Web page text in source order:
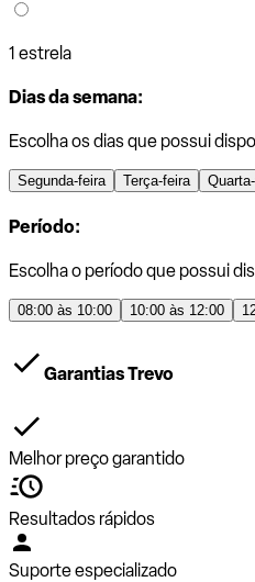
1 estrela
Dias da semana:
Escolha os dias que possui
Segunda-feira Terça-feira
Período:
Escolha o período que possui
08:00 às 10:00 10:00 às 12:00
Garantias Trevo
Melhor preço garantido
Resultados rápidos
Suporte especializado